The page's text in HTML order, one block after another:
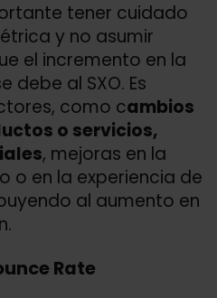
tener cuidado
y no asumir
el incremento en la
debe al SXO. Es
como cambios
o servicios,
, mejoras en la
o en la experiencia de
al aumento en
Rate